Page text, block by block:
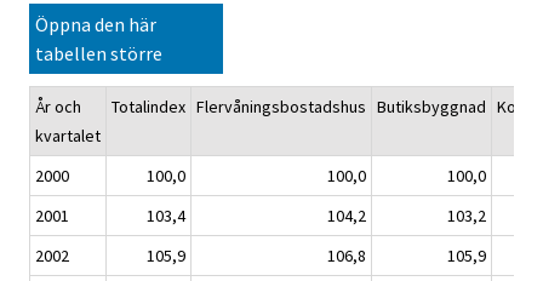
Öppna den här
tabellen större
År och
kvartalet
Totalindex Flervåningsbostadshus Butiksbyggnad
2000 100,0 100,0
100,0
2001
103,4 104,2
103,2
2002
105,9 106,8
105,9